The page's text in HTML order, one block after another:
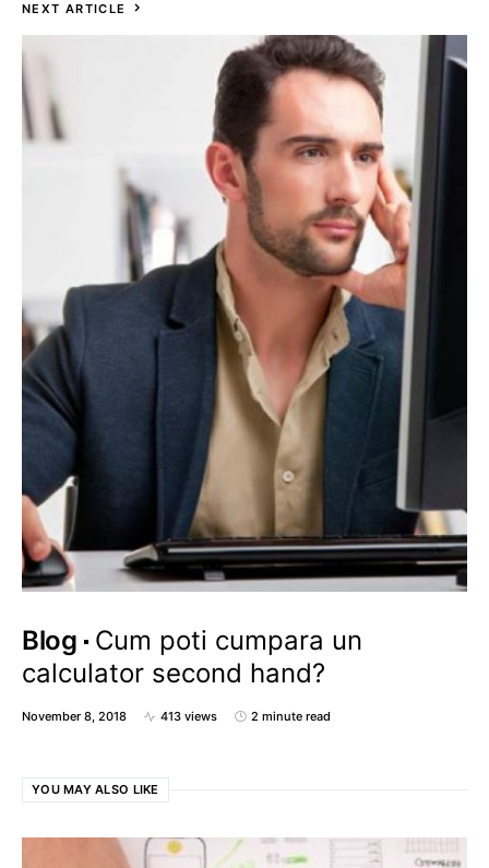
NEXT ARTICLE
Blog
Cum poti cumpara un
calculator second hand?
November 8, 2018 413 views 2 minute read
YOU MAY ALSO LIKE